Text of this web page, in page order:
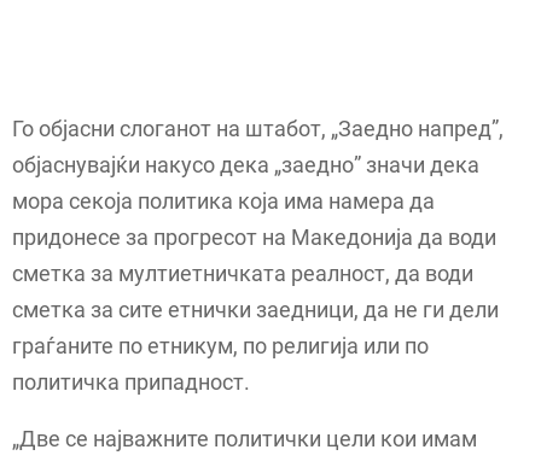
Го објасни слоганот на штабот, „Заедно напред”,
објаснувајќи накусо дека „заедно” значи дека
мора секоја политика која има намера да
придонесе за прогресот на Македонија да води
сметка за мултиетничката реалност, да води
сметка за сите етнички заедници, да не ги дели
граѓаните по етникум, по религија или по
политичка припадност.
„Две се најважните политички цели кои имам